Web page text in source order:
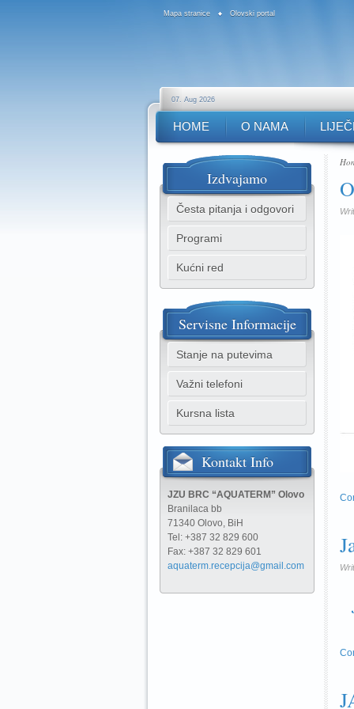
Mapa stranice Olovski portal
07. Aug 2026
HOME O NAMA
Izdvajamo
Česta pitanja i odgovori
Programi
Kućni red
ServisneInformacije
Stanje na putevima
Važni telefoni
Kursna lista
KontaktInfo
JZU BRC “AQUATERM” Olovo
Branilaca bb
71340 Olovo, BiH
Tel: +387 32 829 600
Fax: +387 32 829 601
aquaterm.recepcija@gmail.com